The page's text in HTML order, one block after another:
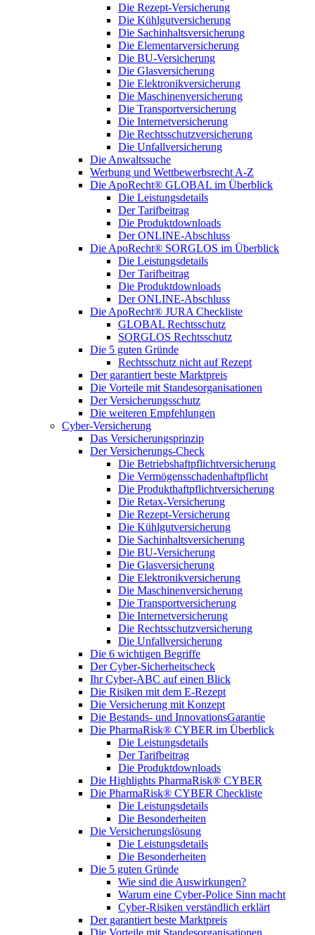
Die Rezept-Versicherung
Die Kühlgutversicherung
Die Sachinhaltsversicherung
Die Elementarversicherung
Die BU-Versicherung
Die Glasversicherung
Die Elektronikversicherung
Die Maschinenversicherung
Die Transportversicherung
Die Internetversicherung
Die Rechtsschutzversicherung
Die Unfallversicherung
Die Anwaltssuche
Werbung und Wettbewerbsrecht A-Z
Die ApoRecht® GLOBAL im Überblick
Die Leistungsdetails
Der Tarifbeitrag
Die Produktdownloads
Der ONLINE-Abschluss
Die ApoRecht® SORGLOS im Überblick
Die Leistungsdetails
Der Tarifbeitrag
Die Produktdownloads
Der ONLINE-Abschluss
Die ApoRecht® JURA Checkliste
GLOBAL Rechtsschutz
SORGLOS Rechtsschutz
Die 5 guten Gründe
Rechtsschutz nicht auf Rezept
Der garantiert beste Marktpreis
Die Vorteile mit Standesorganisationen
Der Versicherungsschutz
Die weiteren Empfehlungen
Cyber-Versicherung
Das Versicherungsprinzip
Der Versicherungs-Check
Die Betriebshaftpflichtversicherung
Die Vermögensschadenhaftpflicht
Die Produkthaftpflichtversicherung
Die Retax-Versicherung
Die Rezept-Versicherung
Die Kühlgutversicherung
Die Sachinhaltsversicherung
Die BU-Versicherung
Die Glasversicherung
Die Elektronikversicherung
Die Maschinenversicherung
Die Transportversicherung
Die Internetversicherung
Die Rechtsschutzversicherung
Die Unfallversicherung
Die 6 wichtigen Begriffe
Der Cyber-Sicher­heits­check
Ihr Cyber-ABC auf einen Blick
Die Risiken mit dem E-Rezept
Die Versicherung mit Konzept
Die Bestands- und InnovationsGarantie
Die PharmaRisk® CYBER im Überblick
Die Leistungsdetails
Der Tarifbeitrag
Die Produktdownloads
Die Highlights PharmaRisk® CYBER
Die PharmaRisk® CYBER Checkliste
Die Leistungsdetails
Die Besonderheiten
Die Versicherungslösung
Die Leistungsdetails
Die Besonderheiten
Die 5 guten Gründe
Wie sind die Auswirkungen?
Warum eine Cyber-Police Sinn macht
Cyber-Risiken verständlich erklärt
Der garantiert beste Marktpreis
Die Vorteile mit Standesorganisationen